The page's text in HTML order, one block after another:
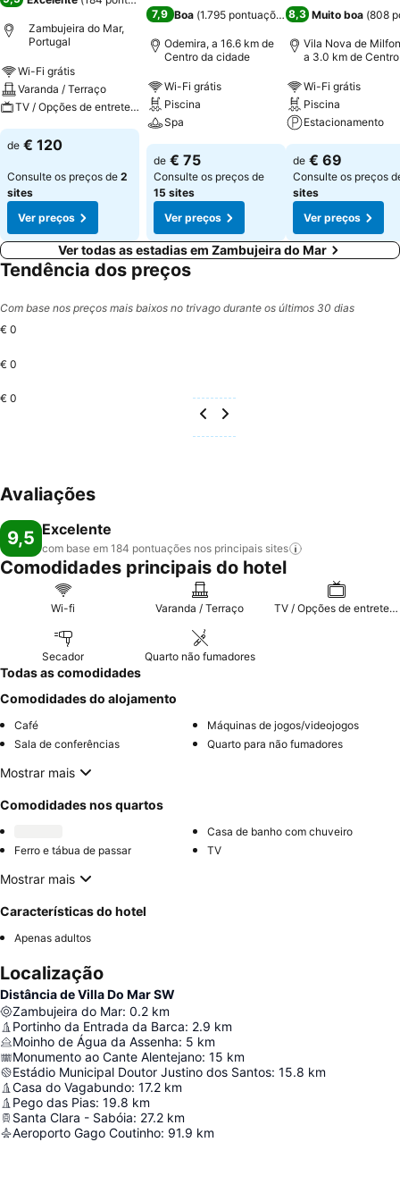
Zambujeira do Mar,
Portugal
Wi-Fi grátis
Varanda / Terraço
TV / Opções de entretenimento
de € 120
Consulte os preços de 2
sites
Ver preços
7,9 Boa (1.795 pontuações)
Odemira, a 16.6 km de
Centro da cidade
Wi-Fi grátis
Piscina
Spa
de € 75
Consulte os preços de
15 sites
Ver preços
8,3 Muito boa (808
Vila Nova de
a 3.0 km de
Wi-Fi grátis
Piscina
Estacionamento
de € 69
Consulte os preços
sites
Ver preços
Ver todas as estadias em Zambujeira do Mar
Tendência dos preços
Com base nos preços mais baixos no trivago durante os últimos 30 dias
€ 0
€ 0
€ 0
Avaliações
9,5 Excelente
com base em 184 pontuações nos principais sites
Comodidades principais do hotel
Wi-fi Varanda / Terraço TV / Opções de entretenimento
Secador Quarto não fumadores
Todas as comodidades
Comodidades do alojamento
Café
Máquinas de jogos/videojogos
Sala de conferências
Quarto para não fumadores
Mostrar mais
Comodidades nos quartos
Casa de banho com chuveiro
Ferro e tábua de passar
TV
Mostrar mais
Características do hotel
Apenas adultos
Localização
Distância de Villa Do Mar SW
Zambujeira do Mar: 0.2 km
Portinho da Entrada da Barca: 2.9 km
Moinho de Água da Assenha: 5 km
Monumento ao Cante Alentejano: 15 km
Estádio Municipal Doutor Justino dos Santos: 15.8 km
Casa do Vagabundo: 17.2 km
Pego das Pias: 19.8 km
Santa Clara - Sabóia: 27.2 km
Aeroporto Gago Coutinho: 91.9 km